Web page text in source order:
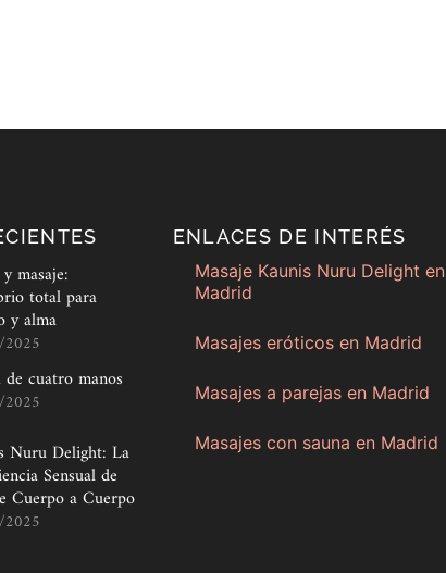
masaje:
total para
y alma
de cuatro manos
Nuru Delight: La
Sensual de
Cuerpo a Cuerpo
ENLACES DE INTERÉS
Masaje Kaunis Nuru Delight en
Madrid
Masajes eróticos en Madrid
Masajes a parejas en Madrid
Masajes con sauna en Madrid